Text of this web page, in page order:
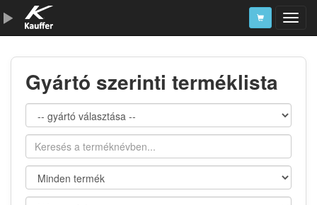
Szerszámkatalógus
Kosár
Alkatrészek
Gyártó szerinti terméklista